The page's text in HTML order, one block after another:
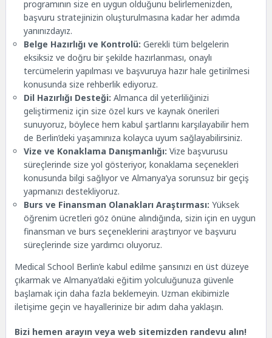
programının size en uygun olduğunu belirlemenizden,
başvuru stratejinizin oluşturulmasına kadar her adımda
yanınızdayız.
Belge Hazırlığı ve Kontrolü: Gerekli tüm belgelerin
eksiksiz ve doğru bir şekilde hazırlanması, onaylı
tercümelerin yapılması ve başvuruya hazır hale getirilmesi
konusunda size rehberlik ediyoruz.
Dil Hazırlığı Desteği: Almanca dil yeterliliğinizi
geliştirmeniz için size özel kurs ve kaynak önerileri
sunuyoruz, böylece hem kabul şartlarını karşılayabilir hem
de Berlin’deki yaşamınıza kolayca uyum sağlayabilirsiniz.
Vize ve Konaklama Danışmanlığı: Vize başvurusu
süreçlerinde size yol gösteriyor, konaklama seçenekleri
konusunda bilgi sağlıyor ve Almanya’ya sorunsuz bir geçiş
yapmanızı destekliyoruz.
Burs ve Finansman Olanakları Araştırması: Yüksek
öğrenim ücretleri göz önüne alındığında, sizin için en uygun
finansman ve burs seçeneklerini araştırıyor ve başvuru
süreçlerinde size yardımcı oluyoruz.
Medical School Berlin’e kabul edilme şansınızı en üst düzeye
çıkarmak ve Almanya’daki eğitim yolculuğunuza güvenle
başlamak için daha fazla beklemeyin. Uzman ekibimizle
iletişime geçin ve hayallerinize bir adım daha yaklaşın.
Bizi hemen arayın veya web sitemizden randevu alın!